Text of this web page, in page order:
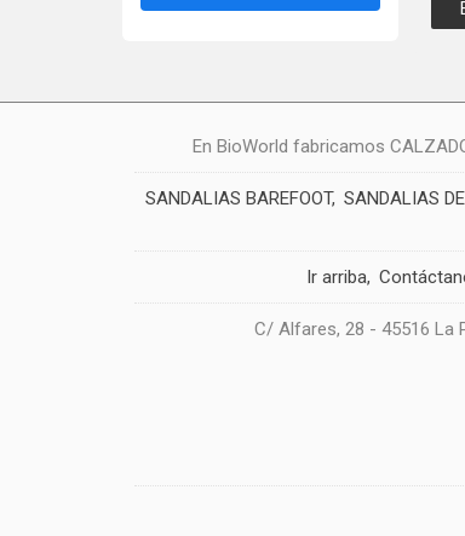
En BioWorld fabricamos
SANDALIAS BAREFOOT SANDALIAS
Ir arriba
C/ Alfares, 28 - 45516 La